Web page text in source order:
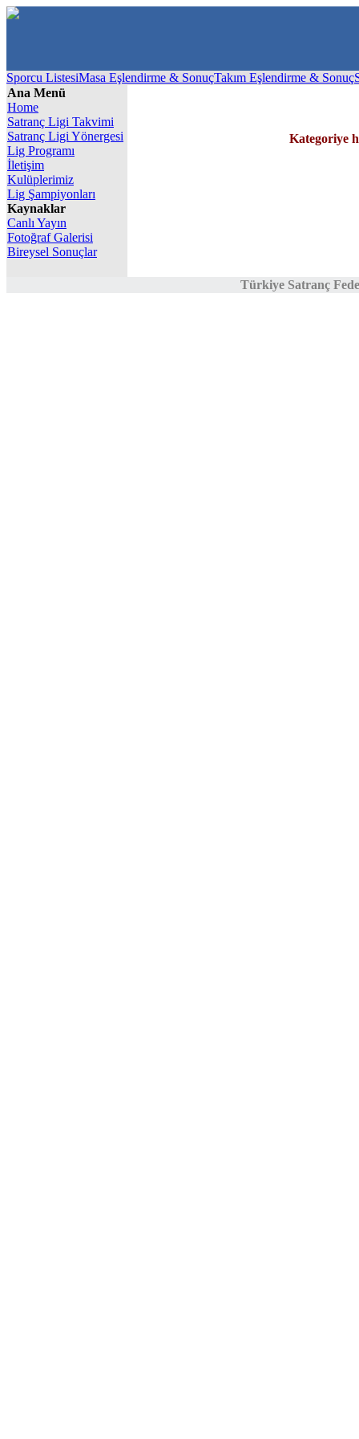
Sporcu ListesiMasa Eşlendirme & SonuçTakım Eşlendirme & Sonuç
Ana Menü
Home
Satranç Ligi Takvimi
Satranç Ligi Yönergesi
Lig Programı
İletişim
Kulüplerimiz
Lig Şampiyonları
Kaynaklar
Canlı Yayın
Fotoğraf Galerisi
Bireysel Sonuçlar
Kategoriye
Türkiye Satranç